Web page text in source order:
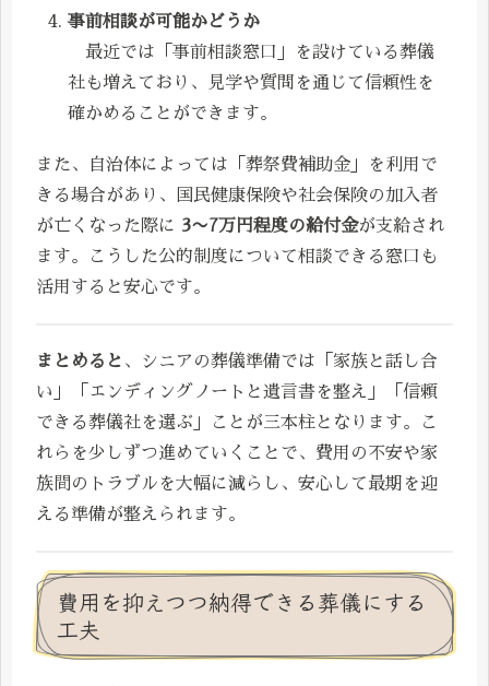
事前相談が可能かどうか
最近では「事前相談窓口」を設けている葬儀
社も増えており、見学や質問を通じて信頼性を
確かめることができます。
また、自治体によっては「葬祭費補助金」を利用で
きる場合があり、国民健康保険や社会保険の加入者
が亡くなった際に 3〜7万円程度の給付金が支給され
ます。こうした公的制度について相談できる窓口も
活用すると安心です。
まとめると、シニアの葬儀準備では「家族と話し合
い」「エンディングノートと遺言書を整え」「信頼
できる葬儀社を選ぶ」ことが三本柱となります。こ
れらを少しずつ進めていくことで、費用の不安や家
族間のトラブルを大幅に減らし、安心して最期を迎
える準備が整えられます。
費用を抑えつつ納得できる葬儀にする
工夫